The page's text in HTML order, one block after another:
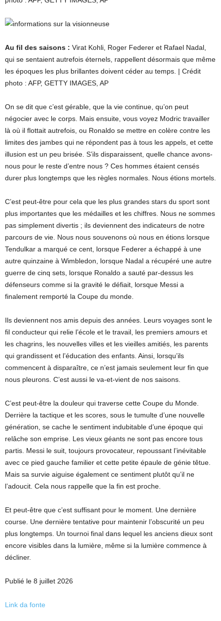
Au fil des saisons : Virat Kohli, Roger Federer et Rafael Nadal,
qui se sentaient autrefois éternels, rappellent désormais que même
les époques les plus brillantes doivent céder au temps. | Crédit
photo : AFP, GETTY IMAGES, AP
On se dit que c’est gérable, que la vie continue, qu’on peut
négocier avec le corps. Mais ensuite, vous voyez Modric travailler
là où il flottait autrefois, ou Ronaldo se mettre en colère contre les
limites des jambes qui ne répondent pas à tous les appels, et cette
illusion est un peu brisée. S’ils disparaissent, quelle chance avons-
nous pour le reste d’entre nous ? Ces hommes étaient censés
durer plus longtemps que les règles normales. Nous étions mortels.
C’est peut-être pour cela que les plus grandes stars du sport sont
plus importantes que les médailles et les chiffres. Nous ne sommes
pas simplement divertis ; ils deviennent des indicateurs de notre
parcours de vie. Nous nous souvenons où nous en étions lorsque
Tendulkar a marqué ce cent, lorsque Federer a échappé à une
autre quinzaine à Wimbledon, lorsque Nadal a récupéré une autre
guerre de cinq sets, lorsque Ronaldo a sauté par-dessus les
défenseurs comme si la gravité le défiait, lorsque Messi a
finalement remporté la Coupe du monde.
Ils deviennent nos amis depuis des années. Leurs voyages sont le
fil conducteur qui relie l’école et le travail, les premiers amours et
les chagrins, les nouvelles villes et les vieilles amitiés, les parents
qui grandissent et l’éducation des enfants. Ainsi, lorsqu’ils
commencent à disparaître, ce n’est jamais seulement leur fin que
nous pleurons. C’est aussi le va-et-vient de nos saisons.
C’est peut-être la douleur qui traverse cette Coupe du Monde.
Derrière la tactique et les scores, sous le tumulte d’une nouvelle
génération, se cache le sentiment indubitable d’une époque qui
relâche son emprise. Les vieux géants ne sont pas encore tous
partis. Messi le suit, toujours provocateur, repoussant l’inévitable
avec ce pied gauche familier et cette petite épaule de génie têtue.
Mais sa survie aiguise également ce sentiment plutôt qu’il ne
l’adoucit. Cela nous rappelle que la fin est proche.
Et peut-être que c’est suffisant pour le moment. Une dernière
course. Une dernière tentative pour maintenir l’obscurité un peu
plus longtemps. Un tournoi final dans lequel les anciens dieux sont
encore visibles dans la lumière, même si la lumière commence à
décliner.
Publié le 8 juillet 2026
Link da fonte